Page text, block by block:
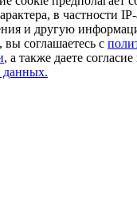
в частности
и другую
вы соглашаетесь с
, а также даете согласие
данных.